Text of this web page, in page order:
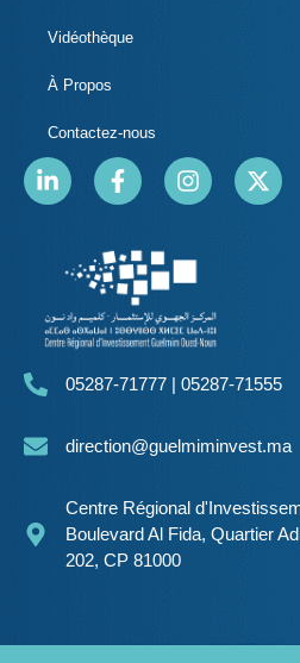
Vidéothèque
À Propos
Contactez-nous
05287-71777 | 05287-71555
direction@guelmiminvest.ma
Centre Régional
Boulevard Al Fida, Quartier
202, CP 81000